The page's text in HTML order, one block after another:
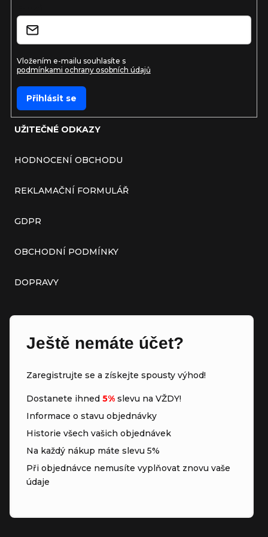
UŽITEČNÉ ODKAZY
HODNOCENÍ OBCHODU
REKLAMAČNÍ FORMULÁŘ
GDPR
OBCHODNÍ PODMÍNKY
DOPRAVY
Ještě nemáte účet?
Zaregistrujte se a získejte spousty výhod!
Dostanete ihned 5% slevu na VŽDY!
Informace o stavu objednávky
Historie všech vašich objednávek
Na každý nákup máte slevu 5%
Při objednávce nemusíte vyplňovat znovu vaše
údaje
Vložením e-mailu souhlasíte s
podmínkami ochrany osobních údajů
Přihlásit se